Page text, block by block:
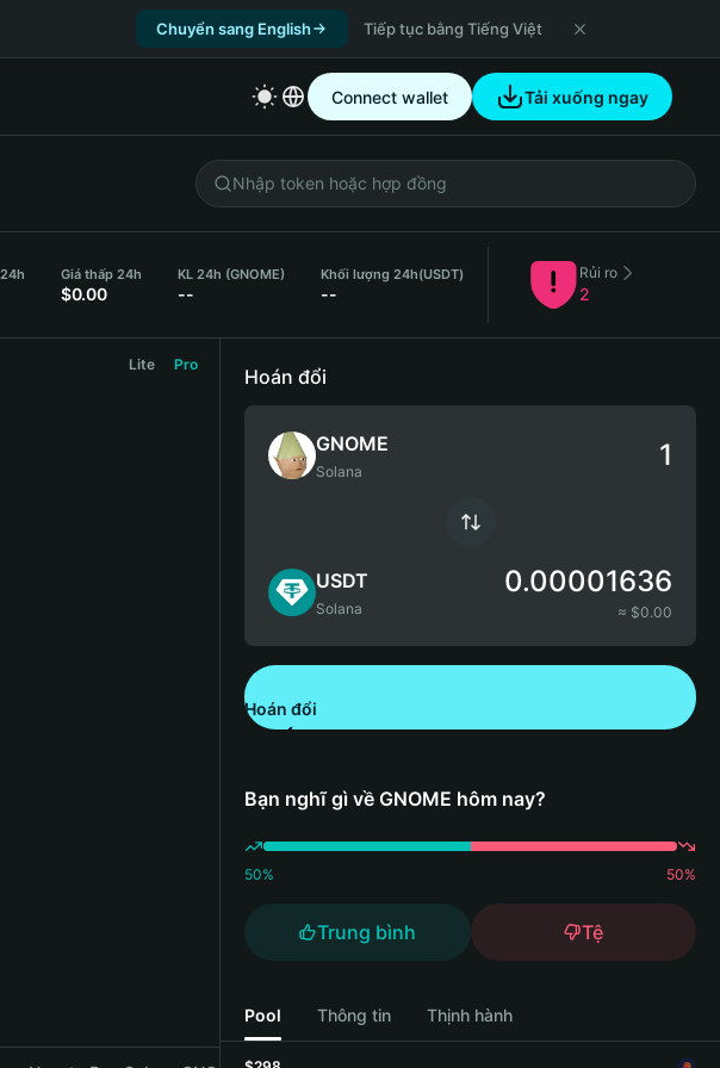
Chuyển sang English Tiếp tục bằng Tiếng Việt
Connect wallet Tải xuống ngay
Giá thấp 24h
$0.00
KL 24h (GNOME)
--
Khối lượng 24h(USDT)
--
Rủi ro
2
Lite Pro
Hoán đổi
GNOME
Solana
USDT
Solana
0.00001636
≈ $0.00
Hoán đổi
Bạn nghĩ gì về GNOME hôm nay?
50% 50%
Trung bình Tệ
Pool Thông tin Thịnh hành